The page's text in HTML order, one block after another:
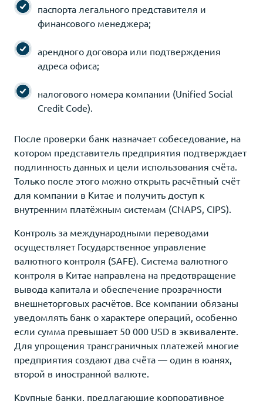
паспорта легального представителя и
финансового менеджера;
арендного договора или подтверждения
адреса офиса;
налогового номера компании (Unified Social
Credit Code).
После проверки банк назначает собеседование, на
котором представитель предприятия подтверждает
подлинность данных и цели использования счёта.
Только после этого можно открыть расчётный счёт
для компании в Китае и получить доступ к
внутренним платёжным системам (CNAPS, CIPS).
Контроль за международными переводами
осуществляет Государственное управление
валютного контроля (SAFE). Система валютного
контроля в Китае направлена на предотвращение
вывода капитала и обеспечение прозрачности
внешнеторговых расчётов. Все компании обязаны
уведомлять банк о характере операций, особенно
если сумма превышает 50 000 USD в эквиваленте.
Для упрощения трансграничных платежей многие
предприятия создают два счёта — один в юанях,
второй в иностранной валюте.
Крупные банки, предлагающие корпоративное